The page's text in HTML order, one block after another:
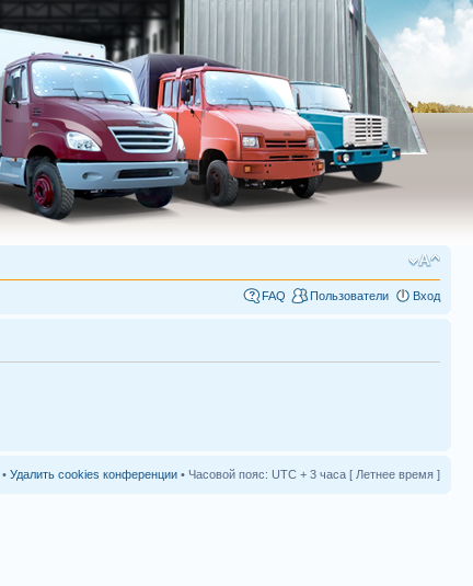
FAQ Пользователи Вход
• Удалить cookies конференции • Часовой пояс: UTC + 3 часа [ Летнее время ]